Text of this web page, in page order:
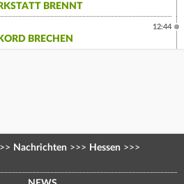
BRENNT
BRECHEN
12:44
Nachrichten >>> Hessen >>>